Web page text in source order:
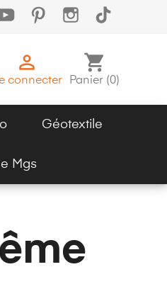

connecter
shopping_cart
Panier (0)
Géotextile
Mgs